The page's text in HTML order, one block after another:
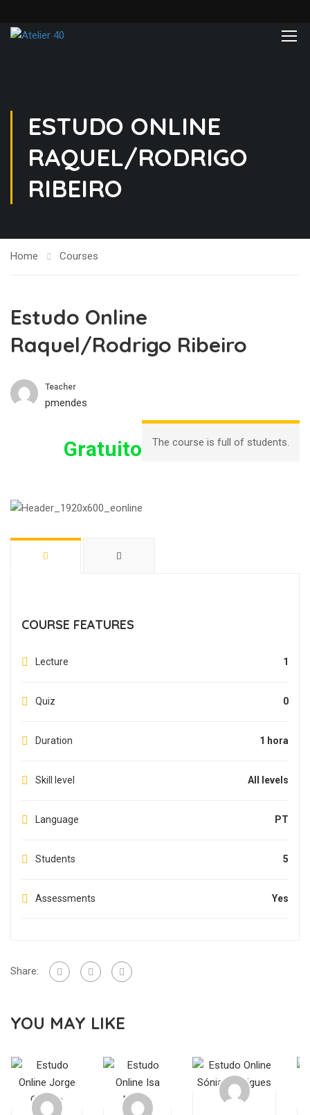
ESTUDO ONLINE
RAQUEL/RODRIGO
RIBEIRO
Home Courses
Estudo Online
Raquel/Rodrigo Ribeiro
Teacher
pmendes
Gratuito The course is full of students.
COURSE FEATURES
Lecture 1
Quiz 0
Duration 1 hora
Skill level All levels
Language PT
Students 5
Assessments Yes
Share:
YOU MAY LIKE